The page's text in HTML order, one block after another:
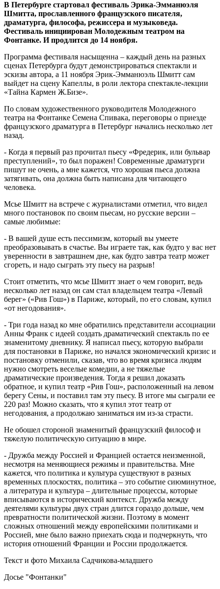
В Петербурге стартовал фестиваль Эрика-Эмманюэля
Шмитта, прославленного французского писателя,
драматурга, философа, режиссера и музыковеда.
Фестиваль инициирован Молодежным театром на
Фонтанке. И продлится до 14 ноября.
Программа фестиваля насыщенна – каждый день на разных
сценах Петербурга будут демонстрироваться спектакли и
эскизы автора, а 11 ноября Эрик-Эмманюэль Шмитт сам
выйдет на сцену Капеллы, в роли лектора спектакле-лекции
«Тайна Кармен Ж.Бизе».
По словам художественного руководителя Молодежного
театра на Фонтанке Семена Спивака, переговоры о приезде
французского драматурга в Петербург начались несколько лет
назад.
- Когда я первый раз прочитал пьесу «Фредерик, или бульвар
преступлений», то был поражен! Современные драматурги
пишут не очень, а мне кажется, что хорошая пьеса должна
затягивать, она должна быть написана для читающего
человека.
Мсье Шмитт на встрече с журналистами отметил, что видел
много постановок по своим пьесам, но русские версии –
самые любимые:
- В вашей душе есть пессимизм, который вы умеете
преобразовывать в счастье. Вы играете так, как будто у вас нет
уверенности в завтрашнем дне, как будто завтра театр может
сгореть, и надо сыграть эту пьесу на разрыв!
Стоит отметить, что мсье Шмитт знает о чем говорит, ведь
несколько лет назад он сам стал владельцем театра «Левый
берег» («Рив Гош») в Париже, который, по его словам, купил
«от негодования».
- Три года назад ко мне обратились представители ассоциации
Анны Франк с идеей создать драматический спектакль по ее
знаменитому дневнику. Я написал пьесу, которую выбрали
для постановки в Париже, но начался экономический кризис и
постановку отменили, сказав, что во время кризиса людям
нужно смотреть веселые комедии, а не тяжелые
драматические произведения. Тогда я решил доказать
обратное, и купил театр «Рив Гош», расположенный на левом
берегу Сены, и поставил там эту пьесу. В итоге мы сыграли ее
220 раз! Можно сказать, что я купил этот театр от
негодования, а продолжаю заниматься им из-за страсти.
Не обошел стороной знаменитый французский философ и
тяжелую политическую ситуацию в мире.
- Дружба между Россией и Францией остается неизменной,
несмотря на меняющиеся режимы и правительства. Мне
кажется, что политика и культура существуют в разных
временных плоскостях, политика – это событие сиюминутное,
а литература и культура – длительные процессы, которые
вписываются в исторический контекст. Дружба между
деятелями культуры двух стран длится гораздо дольше, чем
превратности политической жизни. Поэтому в момент
сложных отношений между европейскими политиками и
Россией, мне было важно приехать сюда и подчеркнуть, что
история отношений Франции и России продолжается.
Текст и фото Михаила Садчикова-младшего
Досье "Фонтанки"